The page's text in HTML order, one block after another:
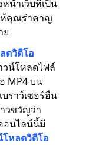
น้าเว็บที่เป็น
ห้คุณรำคาญ
ย
ดวิดีโอ
น์โหลดไฟล์
MP4 บน
ราว์เซอร์อื่น
วขวัญว่า
อนไลน์นี้มี
โหลดวิดีโอ